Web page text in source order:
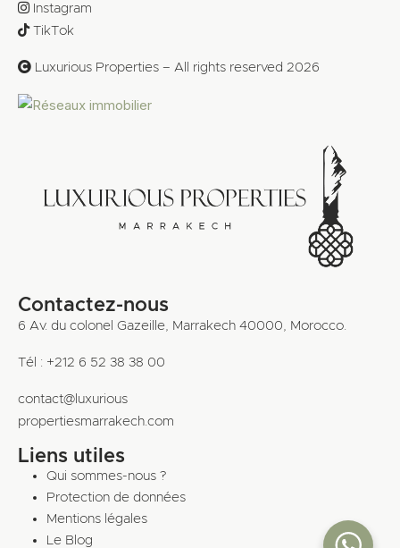
Instagram
TikTok
Luxurious Properties – All rights reserved 2026
Contactez-nous
6 Av. du colonel Gazeille, Marrakech 40000, Morocco.
Tél : +212 6 52 38 38 00
contact@luxurious
propertiesmarrakech.com
Liens utiles
Qui sommes-nous ?
Protection de données
Mentions légales
Le Blog